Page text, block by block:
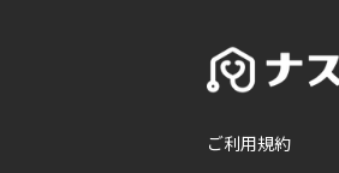
ご利用規約